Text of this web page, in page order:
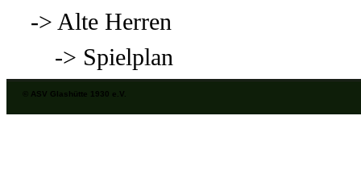
-> Alte Herren
-> Spielplan
© ASV Glashütte 1930 e.V.